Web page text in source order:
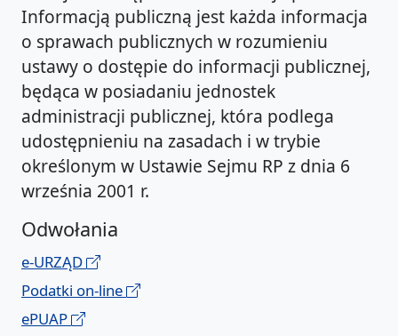
Informacją publiczną jest każda informacja
o sprawach publicznych w rozumieniu
ustawy o dostępie do informacji publicznej,
będąca w posiadaniu jednostek
administracji publicznej, która podlega
udostępnieniu na zasadach i w trybie
określonym w Ustawie Sejmu RP z dnia 6
września 2001 r.
Odwołania
e-URZĄD
Podatki on-line
ePUAP